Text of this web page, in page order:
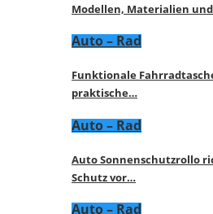
Modellen, Materialien
Auto – Rad
Funktionale
praktische…
Auto – Rad
Auto Sonnenschutzrollo
Schutz vor…
Auto – Rad